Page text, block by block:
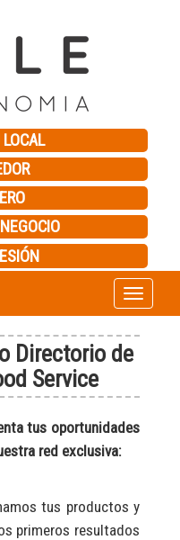
Toggle
navigation
Directorio de
Service
tus oportunidades
red exclusiva:
tus productos y
primeros resultados